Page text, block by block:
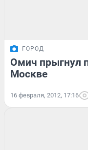
ГОРОД
Омич прыгнул
Москве
16 февраля, 2012, 17:16